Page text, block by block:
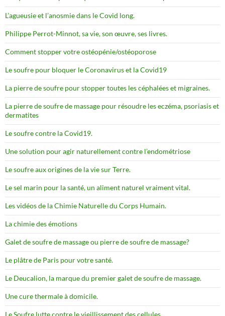
L’agueusie et l’anosmie dans le Covid long.
Philippe Perrot-Minnot, sa vie, son œuvre, ses livres.
Comment stopper votre ostéopénie/ostéoporose
Le soufre pour bloquer le Coronavirus et la Covid19
La pierre de soufre pour stopper toutes les céphalées et migraines.
La pierre de soufre de massage pour résoudre les eczéma, psoriasis et
dermatites
Le soufre contre la Covid19.
Une solution pour agir naturellement contre l’endométriose
Le soufre aux origines de la vie sur Terre.
Le sel marin pour la santé, un aliment naturel vraiment vital.
Les vidéos de la Chimie Naturelle du Corps Humain.
La chimie des émotions
Galet de soufre de massage ou pierre de soufre de massage?
Le plâtre de Paris pour votre santé.
Le Deucalion, la marque du premier galet de soufre de massage.
Une cure thermale à domicile.
Le Soufre lutte contre le vieillissement des cellules.